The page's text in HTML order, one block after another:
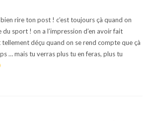
rire ton post ! c’est toujours çà quand on
du sport ! on a l’impression d’en avoir fait
déçu quand on se rend compte que çà
… mais tu verras plus tu en feras, plus tu